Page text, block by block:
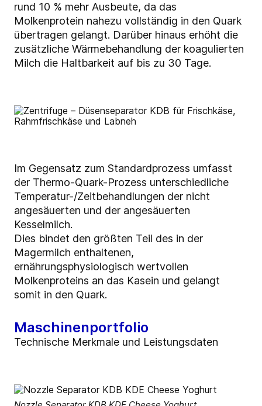
rund 10 % mehr Ausbeute, da das
Molkenprotein nahezu vollständig in den Quark
übertragen gelangt. Darüber hinaus erhöht die
zusätzliche Wärmebehandlung der koagulierten
Milch die Haltbarkeit auf bis zu 30 Tage.
Im Gegensatz zum Standardprozess umfasst
der Thermo-Quark-Prozess unterschiedliche
Temperatur-/Zeitbehandlungen der nicht
angesäuerten und der angesäuerten
Kesselmilch.
Dies bindet den größten Teil des in der
Magermilch enthaltenen,
ernährungsphysiologisch wertvollen
Molkenproteins an das Kasein und gelangt
somit in den Quark.
Maschinenportfolio
Technische Merkmale und Leistungsdaten